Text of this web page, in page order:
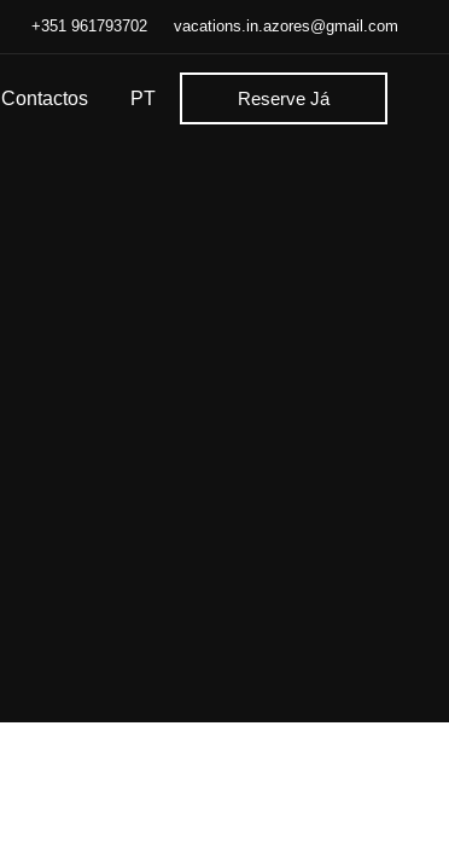
+351 961793702 vacations.in.azores@gmail.com
Contactos PT Reserve Já